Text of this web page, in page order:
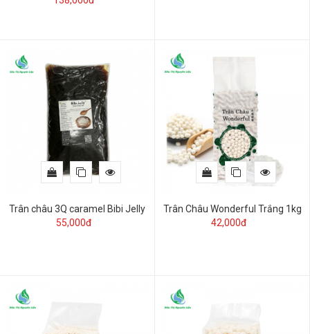
Trân châu 3Q caramel Bibi Jelly
55,000đ
Trân Châu Wonderful Trắng 1kg
42,000đ